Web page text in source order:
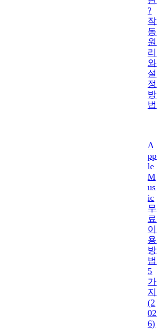
?
작
동
원
리
와
설
정
방
법
A
pp
le
M
us
ic
무
료
이
용
방
법
5
가
지
(2
02
6)